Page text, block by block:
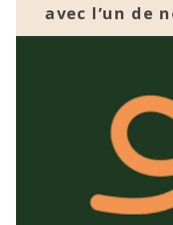
avec l’un de